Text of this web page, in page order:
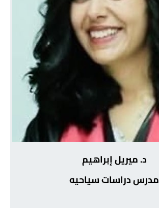
د. ميريل إبراهيم
مدرس دراسات سياحيه